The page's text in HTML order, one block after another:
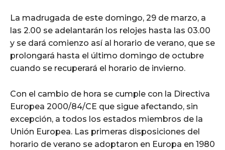
La madrugada de este domingo, 29 de marzo, a
las 2.00 se adelantarán los relojes hasta las 03.00
y se dará comienzo así al horario de verano, que se
prolongará hasta el último domingo de octubre
cuando se recuperará el horario de invierno.
Con el cambio de hora se cumple con la Directiva
Europea 2000/84/CE que sigue afectando, sin
excepción, a todos los estados miembros de la
Unión Europea. Las primeras disposiciones del
horario de verano se adoptaron en Europa en 1980